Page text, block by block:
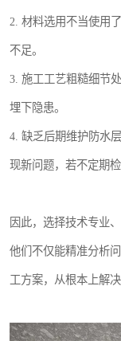
2. 材料选用不当使用
不足。
3. 施工工艺粗糙细节
埋下隐患。
4. 缺乏后期维护防水
现新问题，若不定期
因此，选择技术专业
他们不仅能精准分析
工方案，从根本上解决